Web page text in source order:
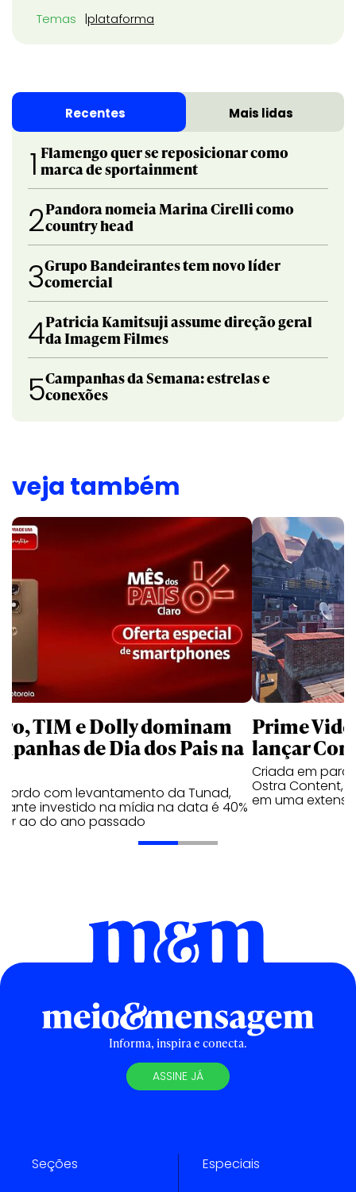
Temas plataforma
Recentes Mais lidas
1 Flamengo quer se reposicionar como
marca de sportainment
2Pandora nomeia Marina Cirelli como
country head
3Grupo Bandeirantes tem novo líder
comercial
4Patricia Kamitsuji assume direção geral
da Imagem Filmes
5Campanhas da Semana: estrelas e
conexões
veja também
TIM e Dolly dominam
de Dia dos Pais na
com levantamento da Tunad,
investido na mídia na data é 40%
ao do ano passado
Prime
lançar
Criada em
Ostra Content,
em uma
Informa, inspira e conecta.
ASSINE JÁ
Seções Especiais